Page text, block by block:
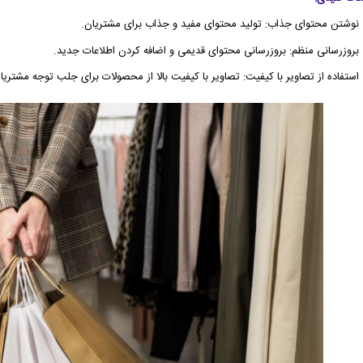
نوشتن محتوای جذاب: تولید محتوای مفید و جذاب برای مشتریان.
بروزرسانی منظم: بروزرسانی محتوای قدیمی و اضافه کردن اطلاعات جدید.
استفاده از تصاویر با کیفیت: تصاویر با کیفیت بالا از محصولات برای جلب توجه